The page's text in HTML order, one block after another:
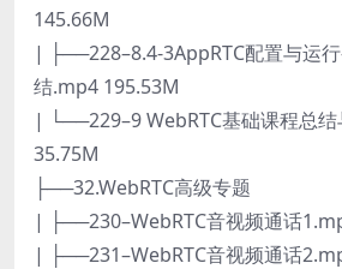
145.66M
| ├──228–8.4-3AppRTC配置与运
结.mp4 195.53M
| └──229–9 WebRTC基础课程总
35.75M
├──32.WebRTC高级专题
| ├──230–WebRTC音视频通话
| ├──231–WebRTC音视频通话